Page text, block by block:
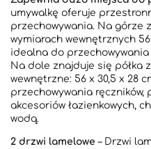
umywalkę oferuje
przechowywania. Na górze
wymiarach wewnętrznych 56
idealna do
Na dole znajduje się półka
wewnętrzne: 56 x 30,5 x 28
przechowywania
akcesoriów łazienkowych,
wodą.
2 drzwi lamelowe – Drzwi